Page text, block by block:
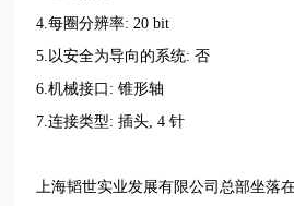
4.每圈分辨率: 20 bit
5.以安全为导向的系统: 否
6.机械接口: 锥形轴
7.连接类型: 插头, 4 针
上海韬世实业发展有限公司总部坐落